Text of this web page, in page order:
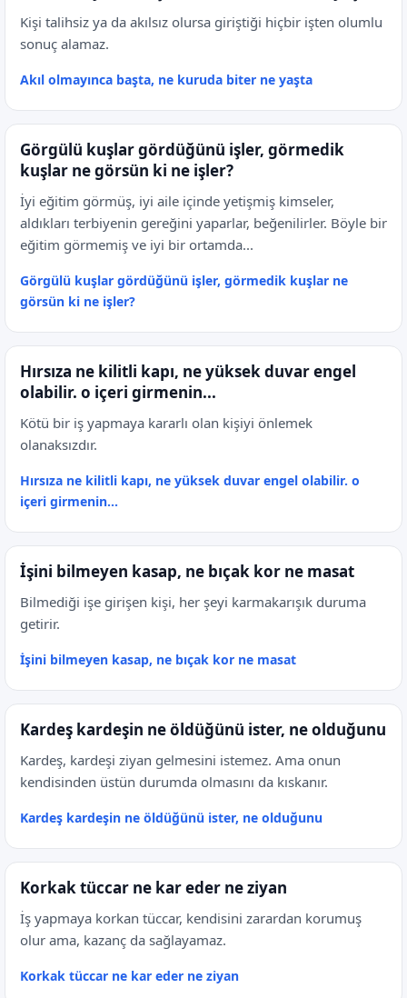
Kişi talihsiz ya da akılsız olursa giriştiği hiçbir işten olumlu
sonuç alamaz.
Akıl olmayınca başta, ne kuruda biter ne yaşta
Görgülü kuşlar gördüğünü işler, görmedik
kuşlar ne görsün ki ne işler?
İyi eğitim görmüş, iyi aile içinde yetişmiş kimseler,
aldıkları terbiyenin gereğini yaparlar, beğenilirler. Böyle bir
eğitim görmemiş ve iyi bir ortamda...
Görgülü kuşlar gördüğünü işler, görmedik kuşlar ne
görsün ki ne işler?
Hırsıza ne kilitli kapı, ne yüksek duvar engel
olabilir. o içeri girmenin...
Kötü bir iş yapmaya kararlı olan kişiyi önlemek
olanaksızdır.
Hırsıza ne kilitli kapı, ne yüksek duvar engel olabilir. o
içeri girmenin...
İşini bilmeyen kasap, ne bıçak kor ne masat
Bilmediği işe girişen kişi, her şeyi karmakarışık duruma
getirir.
İşini bilmeyen kasap, ne bıçak kor ne masat
Kardeş kardeşin ne öldüğünü ister, ne olduğunu
Kardeş, kardeşi ziyan gelmesini istemez. Ama onun
kendisinden üstün durumda olmasını da kıskanır.
Kardeş kardeşin ne öldüğünü ister, ne olduğunu
Korkak tüccar ne kar eder ne ziyan
İş yapmaya korkan tüccar, kendisini zarardan korumuş
olur ama, kazanç da sağlayamaz.
Korkak tüccar ne kar eder ne ziyan